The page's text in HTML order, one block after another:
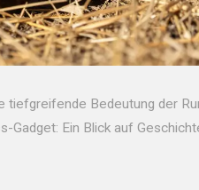
tiefgreifende Bedeutung der
Gadget: Ein Blick auf